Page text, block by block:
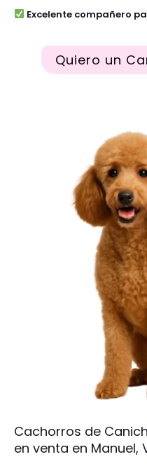
Excelente compañero
Quiero un
Cachorros de
en venta en Manuel,